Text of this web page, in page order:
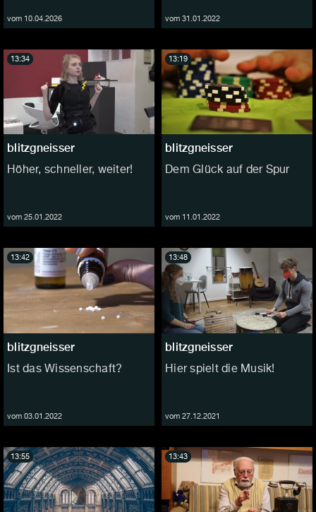
vom 10.04.2026 vom 31.01.2022
blitzgneisser
Höher, schneller, weiter!
vom 25.01.2022
13:34
blitzgneisser
Dem Glück auf der Spur
vom 11.01.2022
13:19
blitzgneisser
Ist das Wissenschaft?
vom 03.01.2022
13:42
blitzgneisser
Hier spielt die Musik!
vom 27.12.2021
13:48
13:55 13:43